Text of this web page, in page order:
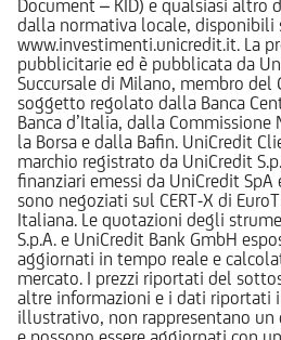
Document – KID) e qualsiasi altro
dalla normativa locale, disponibili
www.investimenti.unicredit.it. La
pubblicitarie ed è pubblicata da
Succursale di Milano, membro del
soggetto regolato dalla Banca
Banca d’Italia, dalla Commissione
la Borsa e dalla Bafin. UniCredit
marchio registrato da UniCredit
finanziari emessi da UniCredit SpA
sono negoziati sul CERT-X di
Italiana. Le quotazioni degli
S.p.A. e UniCredit Bank GmbH
aggiornati in tempo reale e
mercato. I prezzi riportati del
altre informazioni e i dati riportati
illustrativo, non rappresentano